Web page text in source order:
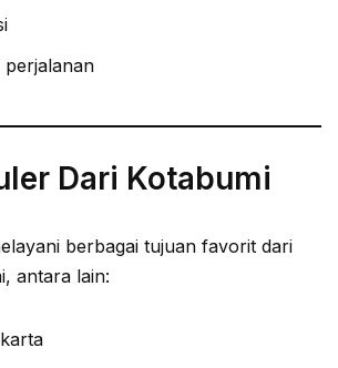
Dari Kotabumi
berbagai tujuan favorit dari
antara lain: